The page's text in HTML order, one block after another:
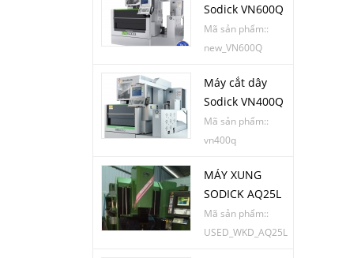
Sodick VN600Q
Mã sản phẩm::
new_VN600Q
Máy cắt dây
Sodick VN400Q
Mã sản phẩm::
vn400q
MÁY XUNG
SODICK AQ25L
Mã sản phẩm::
USED_WKD_AQ25L